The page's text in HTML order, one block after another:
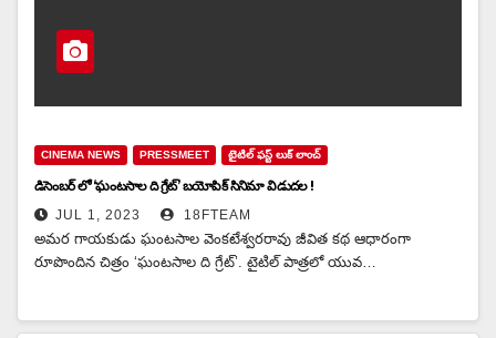
CINEMA NEWS PRESSMEET టైటిల్ ఫస్ట్ లుక్ లాంచ్
డిసెంబర్ లో ‘ఘంటసాల ది గ్రేట్’ బయోపిక్ సినిమా విడుదల !
JUL 1, 2023 18FTEAM
అమర గాయకుడు ఘంటసాల వెంకటేశ్వరరావు జీవిత కథ ఆధారంగా
రూపొందిన చిత్రం ‘ఘంటసాల ది గ్రేట్’. టైటిల్‌ పాత్రలో యువ…